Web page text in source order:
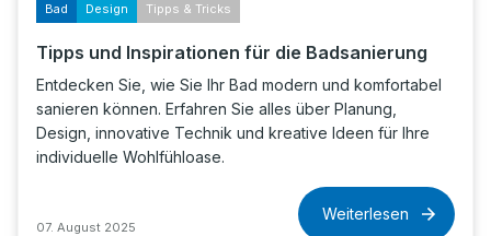
Bad Design Tipps & Tricks
Tipps und Inspirationen für die Badsanierung
Entdecken Sie, wie Sie Ihr Bad modern und komfortabel
sanieren können. Erfahren Sie alles über Planung,
Design, innovative Technik und kreative Ideen für Ihre
individuelle Wohlfühloase.
07. August 2025
Weiterlesen